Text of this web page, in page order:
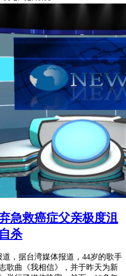
急救癌症父亲极度沮
杀
，据台湾媒体报道，44岁的歌手
歌曲《我相信》，并于昨天为新